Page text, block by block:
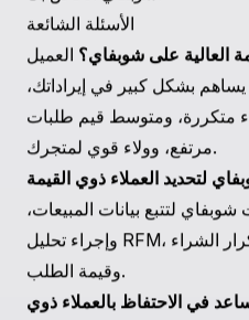
الخاتمة
العملاء ذوي القيمة العالية لا
أيضًا بتقديم تجربة تؤكد على
أدوات التحليل من شوبفاي
تلك التي تقدمها بريللا، يمكنك
على التواصل الشخصي، وتجربة
استراتيجية، يمكنك ليس فقط
العملاء ذوي القيمة العالية
مستداماً وربحية في متجر